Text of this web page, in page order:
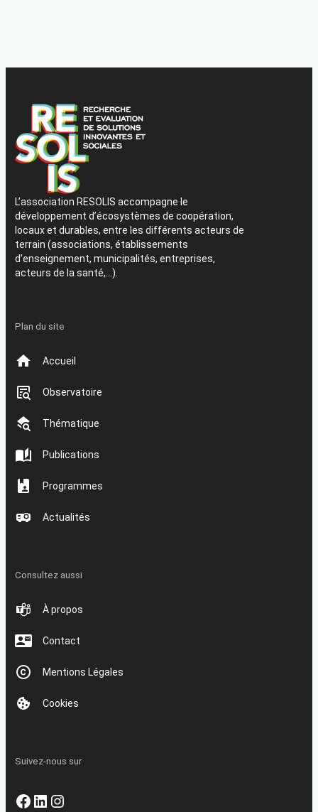
L’association RESOLIS accompagne le
développement d’écosystèmes de coopération,
locaux et durables, entre les différents acteurs de
terrain (associations, établissements
d’enseignement, municipalités, entreprises,
acteurs de la santé,…).
Plan du site
Accueil
Observatoire
Thématique
Publications
Programmes
Actualités
Consultez aussi
À propos
Contact
Mentions Légales
Cookies
Suivez-nous sur
Facebook
LinkedIn
Instagram